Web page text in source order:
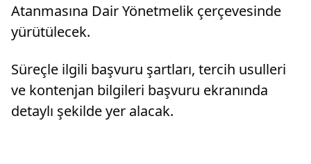
Atanmasına Dair Yönetmelik çerçevesinde
yürütülecek.
Süreçle ilgili başvuru şartları, tercih usulleri
ve kontenjan bilgileri başvuru ekranında
detaylı şekilde yer alacak.